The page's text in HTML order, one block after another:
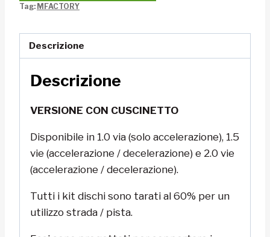
Tag: MFACTORY
Descrizione
Descrizione
VERSIONE CON CUSCINETTO
Disponibile in 1.0 via (solo accelerazione), 1.5
vie (accelerazione / decelerazione) e 2.0 vie
(accelerazione / decelerazione).
Tutti i kit dischi sono tarati al 60% per un
utilizzo strada / pista.